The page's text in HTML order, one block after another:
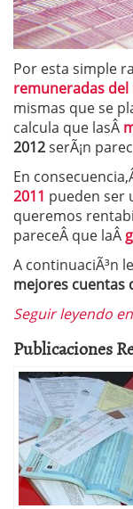
Por esta simple
remuneradas
mismas que se
calcula que lasÂ
2012serÃ¡n
En
2011 pueden ser
queremos
pareceÂ que laÂ
A continuaciÃ³n
mejores cuentas
Seguir leyendo
Publicaciones